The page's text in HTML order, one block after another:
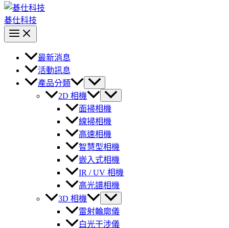
碁仕科技
最新消息
活動訊息
產品分類
2D 相機
面掃相機
線掃相機
高速相機
智慧型相機
嵌入式相機
IR / UV 相機
高光譜相機
3D 相機
雷射輪廓儀
白光干涉儀